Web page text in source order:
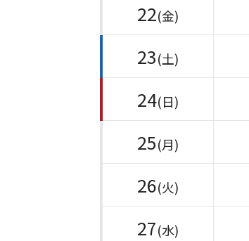
22(金)
23(土)
24(日)
25(月)
26(火)
27(水)